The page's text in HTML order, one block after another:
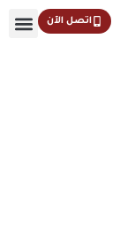
اتصل الآن